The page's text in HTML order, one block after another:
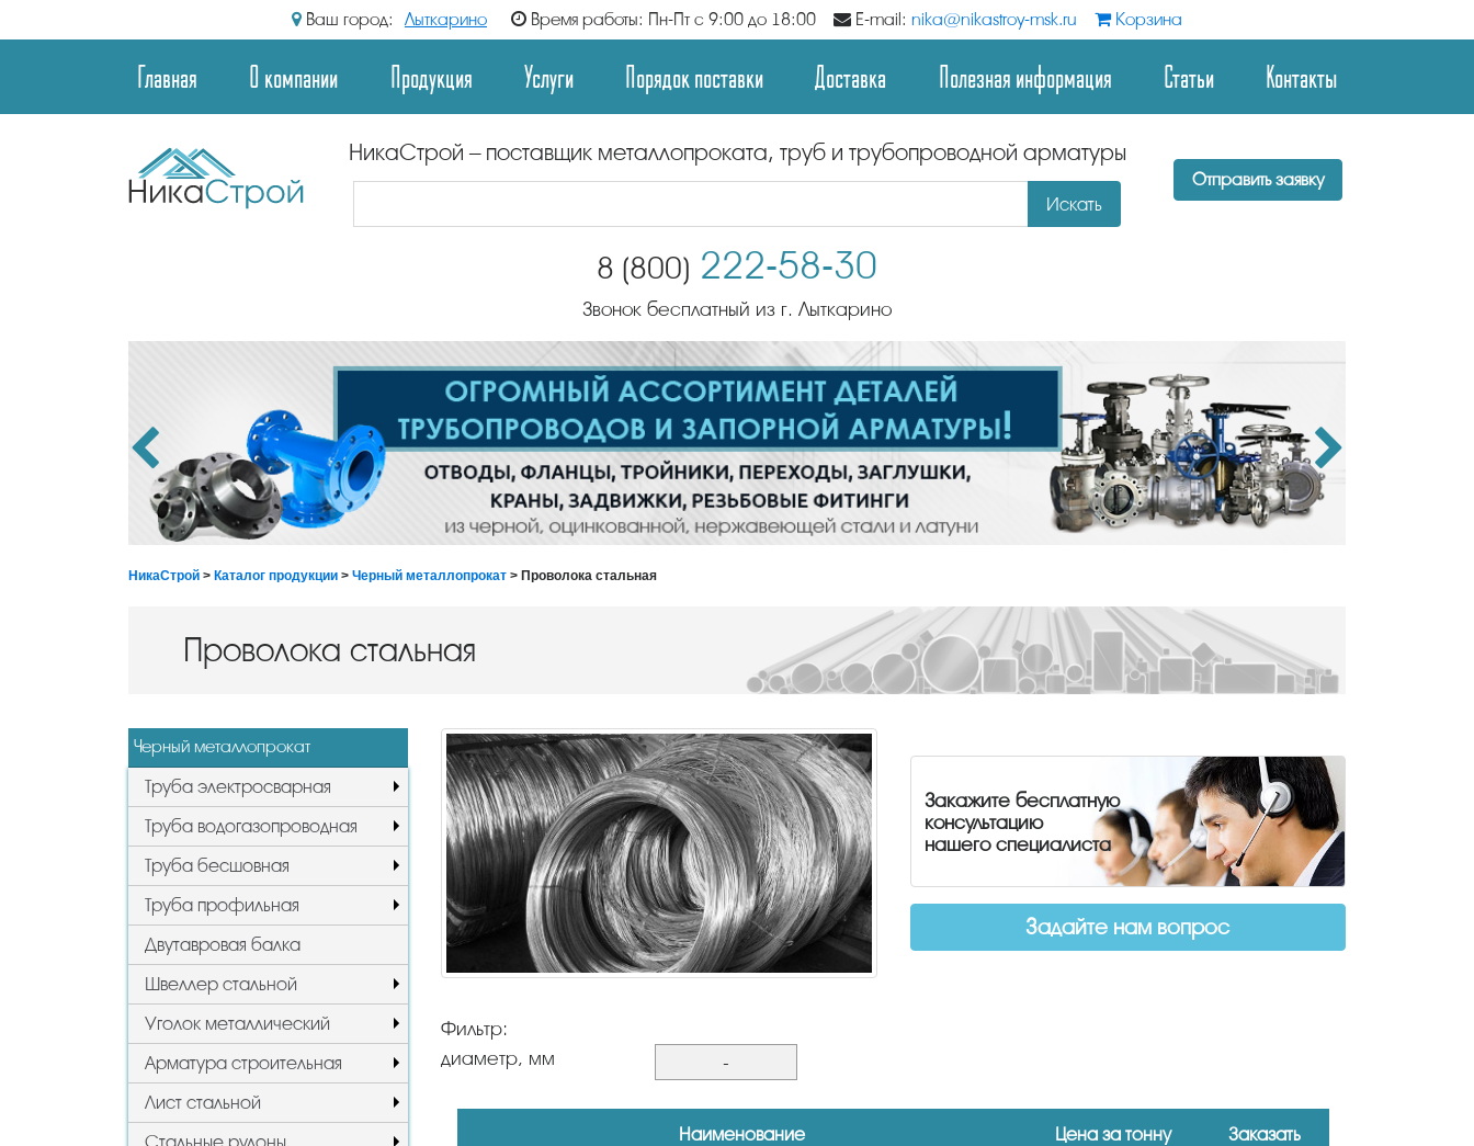
Ваш город: Лыткарино Время работы: Пн-Пт с 9:00 до 18:00 E-mail: nika@nikastroy-msk.ru Корзина
Главная О компании Продукция Услуги Порядок поставки Доставка Полезная информация Статьи Контакты
НикаСтрой – поставщик металлопроката, труб и трубопроводной арматуры
Искать
Отправить заявку
8 (800) 222-58-30
Звонок бесплатный из г. Лыткарино
НикаСтрой > Каталог продукции > Черный металлопрокат > Проволока стальная
Проволока стальная
Черный металлопрокат
Труба электросварная
Труба водогазопроводная
Труба бесшовная
Труба профильная
Двутавровая балка
Швеллер стальной
Уголок металлический
Арматура строительная
Лист стальной
Стальные рулоны
Закажите бесплатную
консультацию
нашего специалиста
Задайте нам вопрос
Фильтр:
диаметр, мм
-
0,3
Наименование Цена за тонну Заказать